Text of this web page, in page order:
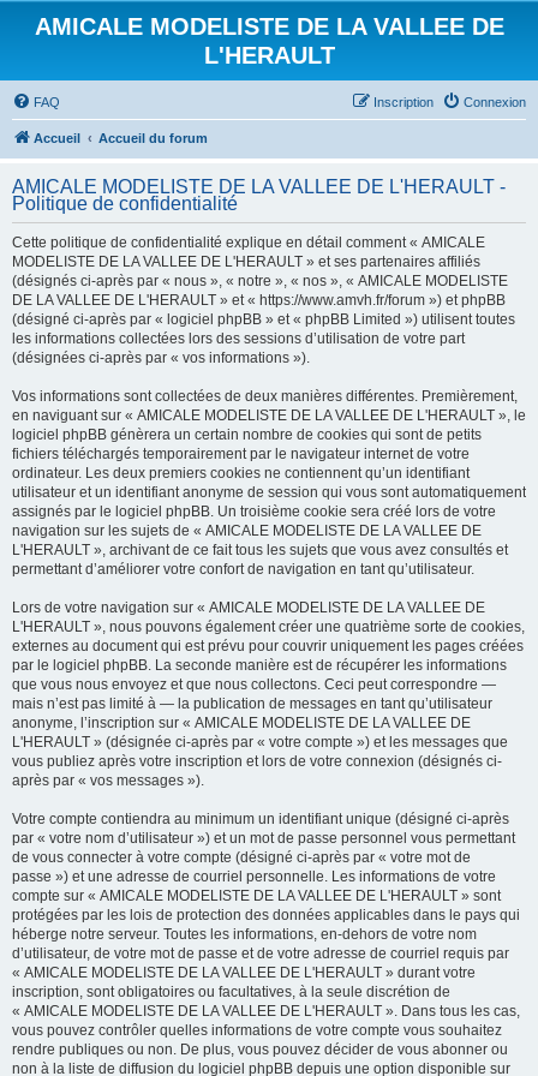
AMICALE MODELISTE DE LA VALLEE DE
L'HERAULT
FAQ Connexion
Inscription
Accueil Accueil du forum
AMICALE MODELISTE DE LA VALLEE DE L'HERAULT -
Politique de confidentialité
Cette politique de confidentialité explique en détail comment « AMICALE
MODELISTE DE LA VALLEE DE L'HERAULT » et ses partenaires affiliés
(désignés ci-après par « nous », « notre », « nos », « AMICALE MODELISTE
DE LA VALLEE DE L'HERAULT » et « https://www.amvh.fr/forum ») et phpBB
(désigné ci-après par « logiciel phpBB » et « phpBB Limited ») utilisent toutes
les informations collectées lors des sessions d’utilisation de votre part
(désignées ci-après par « vos informations »).
Vos informations sont collectées de deux manières différentes. Premièrement,
en naviguant sur « AMICALE MODELISTE DE LA VALLEE DE L'HERAULT », le
logiciel phpBB génèrera un certain nombre de cookies qui sont de petits
fichiers téléchargés temporairement par le navigateur internet de votre
ordinateur. Les deux premiers cookies ne contiennent qu’un identifiant
utilisateur et un identifiant anonyme de session qui vous sont automatiquement
assignés par le logiciel phpBB. Un troisième cookie sera créé lors de votre
navigation sur les sujets de « AMICALE MODELISTE DE LA VALLEE DE
L'HERAULT », archivant de ce fait tous les sujets que vous avez consultés et
permettant d’améliorer votre confort de navigation en tant qu’utilisateur.
Lors de votre navigation sur « AMICALE MODELISTE DE LA VALLEE DE
L'HERAULT », nous pouvons également créer une quatrième sorte de cookies,
externes au document qui est prévu pour couvrir uniquement les pages créées
par le logiciel phpBB. La seconde manière est de récupérer les informations
que vous nous envoyez et que nous collectons. Ceci peut correspondre —
mais n’est pas limité à — la publication de messages en tant qu’utilisateur
anonyme, l’inscription sur « AMICALE MODELISTE DE LA VALLEE DE
L'HERAULT » (désignée ci-après par « votre compte ») et les messages que
vous publiez après votre inscription et lors de votre connexion (désignés ci-
après par « vos messages »).
Votre compte contiendra au minimum un identifiant unique (désigné ci-après
par « votre nom d’utilisateur ») et un mot de passe personnel vous permettant
de vous connecter à votre compte (désigné ci-après par « votre mot de
passe ») et une adresse de courriel personnelle. Les informations de votre
compte sur « AMICALE MODELISTE DE LA VALLEE DE L'HERAULT » sont
protégées par les lois de protection des données applicables dans le pays qui
héberge notre serveur. Toutes les informations, en-dehors de votre nom
d’utilisateur, de votre mot de passe et de votre adresse de courriel requis par
« AMICALE MODELISTE DE LA VALLEE DE L'HERAULT » durant votre
inscription, sont obligatoires ou facultatives, à la seule discrétion de
« AMICALE MODELISTE DE LA VALLEE DE L'HERAULT ». Dans tous les cas,
vous pouvez contrôler quelles informations de votre compte vous souhaitez
rendre publiques ou non. De plus, vous pouvez décider de vous abonner ou
non à la liste de diffusion du logiciel phpBB depuis une option disponible sur